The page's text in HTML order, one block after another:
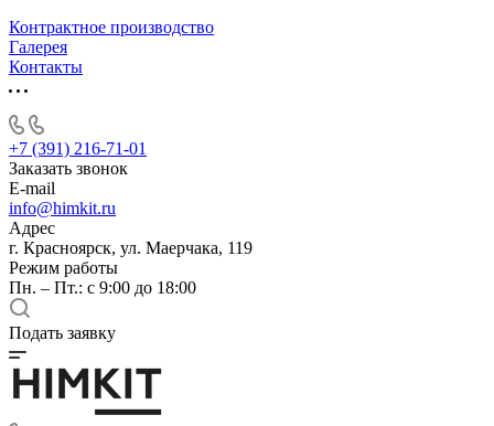
Контрактное производство
Галерея
Контакты
+7 (391) 216-71-01
Заказать звонок
E-mail
info@himkit.ru
Адрес
г. Красноярск, ул. Маерчака, 119
Режим работы
Пн. – Пт.: с 9:00 до 18:00
Подать заявку